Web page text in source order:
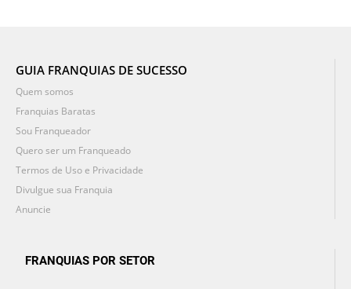
GUIA FRANQUIAS DE SUCESSO
Quem somos
Franquias Baratas
Sou Franqueador
Quero ser um Franqueado
Termos de Uso e Privacidade
Divulgue sua Franquia
Anuncie
FRANQUIAS POR SETOR